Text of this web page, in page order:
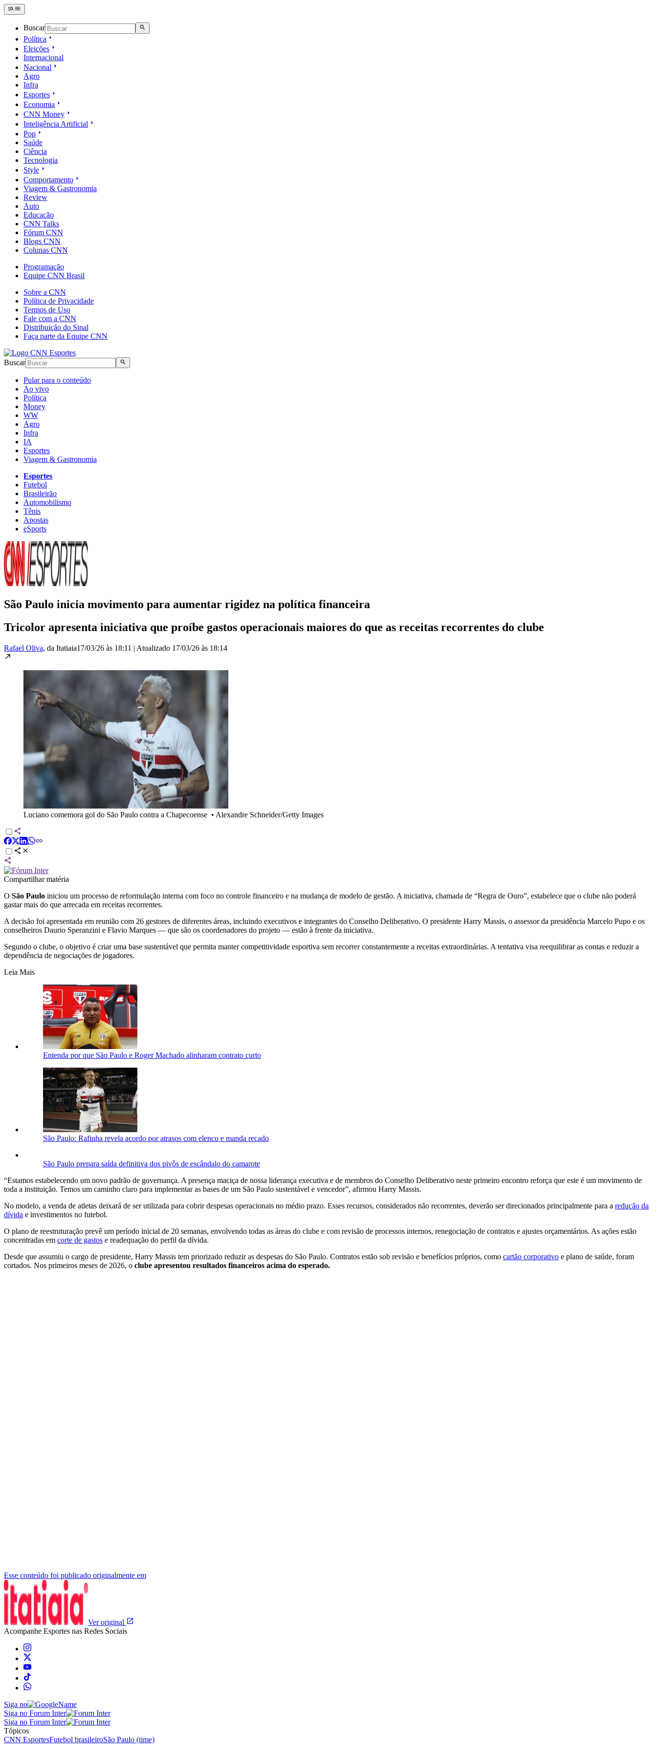
Buscar
Política
Eleições
Internacional
Nacional
Agro
Infra
Esportes
Economia
CNN Money
Inteligência Artificial
Pop
Saúde
Ciência
Tecnologia
Style
Comportamento
Viagem & Gastronomia
Review
Auto
Educação
CNN Talks
Fórum CNN
Blogs CNN
Colunas CNN
Programação
Equipe CNN Brasil
Sobre a CNN
Política de Privacidade
Termos de Uso
Fale com a CNN
Distribuição do Sinal
Faça parte da Equipe CNN
Buscar
Pular para o conteúdo
Ao vivo
Política
Money
WW
Agro
Infra
IA
Esportes
Viagem & Gastronomia
Esportes
Futebol
Brasileirão
Automobilismo
Tênis
Apostas
eSports
São Paulo inicia movimento para aumentar rigidez na política financeira
Tricolor apresenta iniciativa que proíbe gastos operacionais maiores do que as receitas recorrentes do clube
Rafael Oliva, da Itatiaia17/03/26 às 18:11 | Atualizado 17/03/26 às 18:14
Luciano comemora gol do São Paulo contra a Chapecoense • Alexandre Schneider/Getty Images
Compartilhar matéria
O São Paulo iniciou um processo de reformulação interna com foco no controle financeiro e na mudança de modelo de gestão. A iniciativa, chamada de “Regra de Ouro”, estabelece que o clube não poderá
gastar mais do que arrecada em receitas recorrentes.
A decisão foi apresentada em reunião com 26 gestores de diferentes áreas, incluindo executivos e integrantes do Conselho Deliberativo. O presidente Harry Massis, o assessor da presidência Marcelo Pupo e os
conselheiros Daurio Speranzini e Flavio Marques — que são os coordenadores do projeto — estão à frente da iniciativa.
Segundo o clube, o objetivo é criar uma base sustentável que permita manter competitividade esportiva sem recorrer constantemente a receitas extraordinárias. A tentativa visa reequilibrar as contas e reduzir a
dependência de negociações de jogadores.
Leia Mais
Entenda por que São Paulo e Roger Machado alinharam contrato curto
São Paulo: Rafinha revela acordo por atrasos com elenco e manda recado
São Paulo prepara saída definitiva dos pivôs de escândalo do camarote
“Estamos estabelecendo um novo padrão de governança. A presença maciça de nossa liderança executiva e de membros do Conselho Deliberativo neste primeiro encontro reforça que este é um movimento de
toda a instituição. Temos um caminho claro para implementar as bases de um São Paulo sustentável e vencedor”, afirmou Harry Massis.
No modelo, a venda de atletas deixará de ser utilizada para cobrir despesas operacionais no médio prazo. Esses recursos, considerados não recorrentes, deverão ser direcionados principalmente para a redução da
dívida e investimentos no futebol.
O plano de reestruturação prevê um período inicial de 20 semanas, envolvendo todas as áreas do clube e com revisão de processos internos, renegociação de contratos e ajustes orçamentários. As ações estão
concentradas em corte de gastos e readequação do perfil da dívida.
Desde que assumiu o cargo de presidente, Harry Massis tem priorizado reduzir as despesas do São Paulo. Contratos estão sob revisão e benefícios próprios, como cartão corporativo e plano de saúde, foram
cortados. Nos primeiros meses de 2026, o clube apresentou resultados financeiros acima do esperado.
Esse conteúdo foi publicado originalmente em
Ver original
Acompanhe Esportes nas Redes Sociais
Siga no
Siga no Forum Inter
Siga no Forum Inter
Tópicos
CNN EsportesFutebol brasileiroSão Paulo (time)